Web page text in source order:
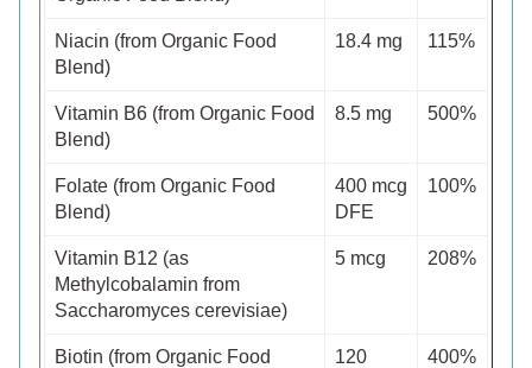
Niacin (from Organic Food
Blend)
18.4 mg 115%
Vitamin B6 (from Organic Food
Blend)
8.5 mg 500%
Folate (from Organic Food
Blend)
400 mcg
DFE
100%
Vitamin B12 (as
Methylcobalamin from
Saccharomyces cerevisiae)
5 mcg 208%
Biotin (from Organic Food
120
400%